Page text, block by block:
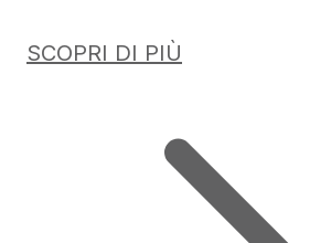
SCOPRI DI PIÙ